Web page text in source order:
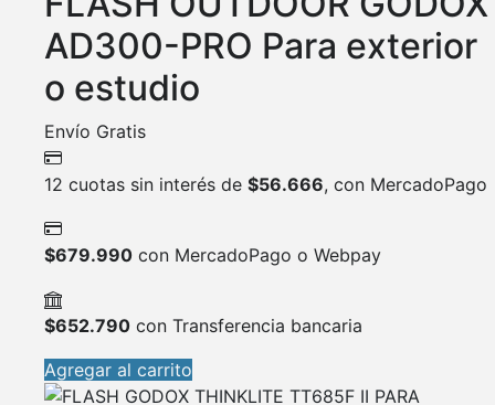
AD300-PRO Para exterior
o estudio
Envío Gratis
12 cuotas sin interés de $56.666, con MercadoPago
$679.990 con MercadoPago o Webpay
$652.790 con Transferencia bancaria
Agregar al carrito